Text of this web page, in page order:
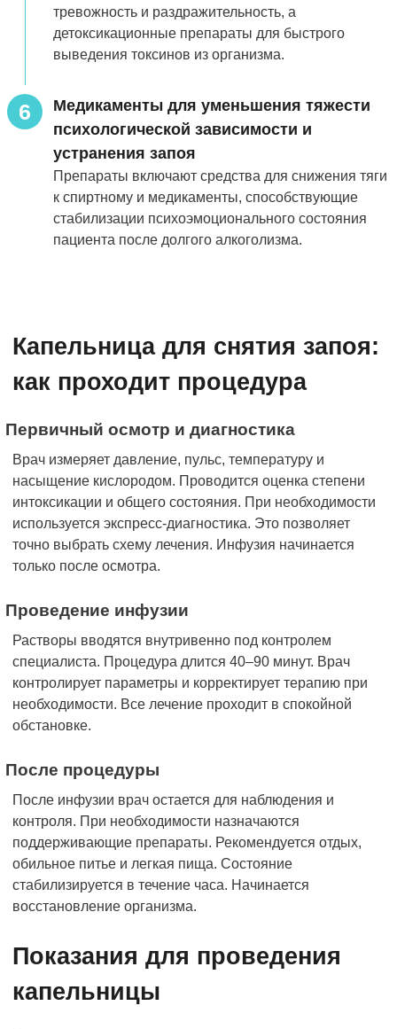
тревожность и раздражительность, а
детоксикационные препараты для быстрого
выведения токсинов из организма.
6
Медикаменты для уменьшения тяжести
психологической зависимости и
устранения запоя
Препараты включают средства для снижения тяги
к спиртному и медикаменты, способствующие
стабилизации психоэмоционального состояния
пациента после долгого алкоголизма.
Капельница для снятия запоя:
как проходит процедура
Первичный осмотр и диагностика
Врач измеряет давление, пульс, температуру и
насыщение кислородом. Проводится оценка степени
интоксикации и общего состояния. При необходимости
используется экспресс-диагностика. Это позволяет
точно выбрать схему лечения. Инфузия начинается
только после осмотра.
Проведение инфузии
Растворы вводятся внутривенно под контролем
специалиста. Процедура длится 40–90 минут. Врач
контролирует параметры и корректирует терапию при
необходимости. Все лечение проходит в спокойной
обстановке.
После процедуры
После инфузии врач остается для наблюдения и
контроля. При необходимости назначаются
поддерживающие препараты. Рекомендуется отдых,
обильное питье и легкая пища. Состояние
стабилизируется в течение часа. Начинается
восстановление организма.
Показания для проведения
капельницы